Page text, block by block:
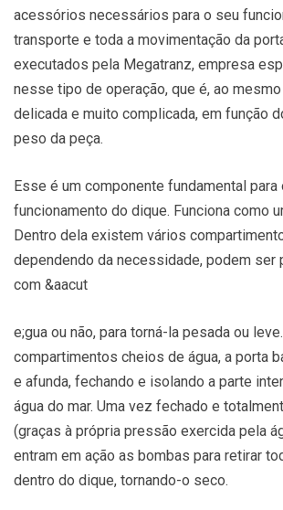
acessórios necessários para o seu
transporte e toda a movimentação da
executados pela Megatranz, empresa
nesse tipo de operação, que é, ao
delicada e muito complicada, em função
peso da peça.
Esse é um componente fundamental para
funcionamento do dique. Funciona como
Dentro dela existem vários
dependendo da necessidade, podem ser
com &aacut
e;gua ou não, para torná-la pesada ou
compartimentos cheios de água, a porta
e afunda, fechando e isolando a parte
água do mar. Uma vez fechado e
(graças à própria pressão exercida pela
entram em ação as bombas para retirar
dentro do dique, tornando-o seco.